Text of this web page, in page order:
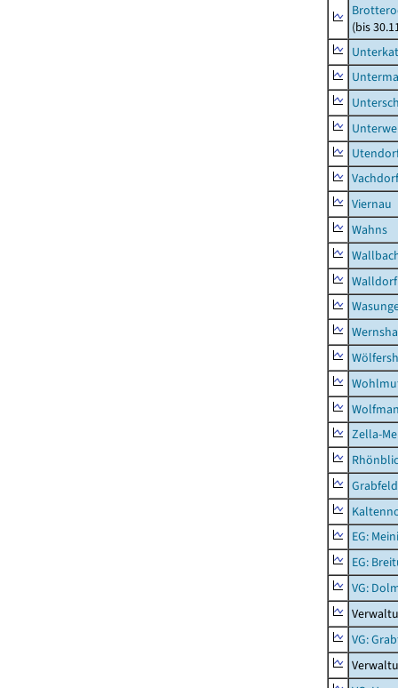
(bis
Vachdorf
Viernau
Wahns
Walldorf
Zella-
Grabfeld
EG:
EG:
VG:
VG: